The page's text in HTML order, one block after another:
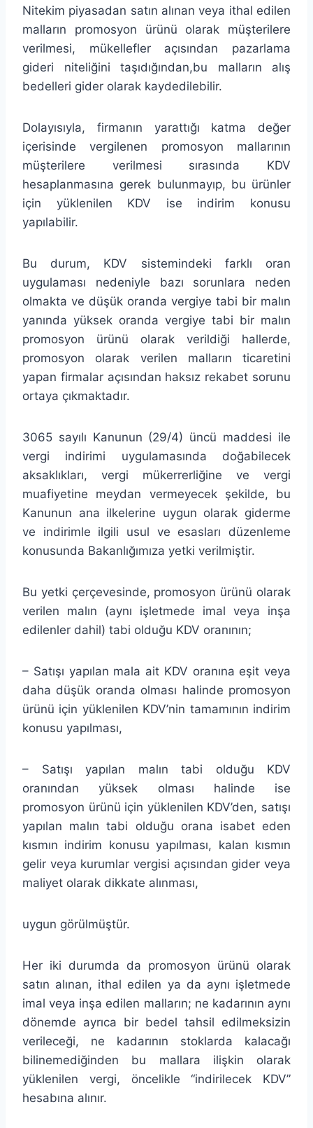
Nitekim piyasadan satın alınan veya ithal edilen
malların promosyon ürünü olarak müşterilere
verilmesi, mükellefler açısından pazarlama
gideri niteliğini taşıdığından,bu malların alış
bedelleri gider olarak kaydedilebilir.
Dolayısıyla, firmanın yarattığı katma değer
içerisinde vergilenen promosyon mallarının
müşterilere verilmesi sırasında KDV
hesaplanmasına gerek bulunmayıp, bu ürünler
için yüklenilen KDV ise indirim konusu
yapılabilir.
Bu durum, KDV sistemindeki farklı oran
uygulaması nedeniyle bazı sorunlara neden
olmakta ve düşük oranda vergiye tabi bir malın
yanında yüksek oranda vergiye tabi bir malın
promosyon ürünü olarak verildiği hallerde,
promosyon olarak verilen malların ticaretini
yapan firmalar açısından haksız rekabet sorunu
ortaya çıkmaktadır.
3065 sayılı Kanunun (29/4) üncü maddesi ile
vergi indirimi uygulamasında doğabilecek
aksaklıkları, vergi mükerrerliğine ve vergi
muafiyetine meydan vermeyecek şekilde, bu
Kanunun ana ilkelerine uygun olarak giderme
ve indirimle ilgili usul ve esasları düzenleme
konusunda Bakanlığımıza yetki verilmiştir.
Bu yetki çerçevesinde, promosyon ürünü olarak
verilen malın (aynı işletmede imal veya inşa
edilenler dahil) tabi olduğu KDV oranının;
– Satışı yapılan mala ait KDV oranına eşit veya
daha düşük oranda olması halinde promosyon
ürünü için yüklenilen KDV’nin tamamının indirim
konusu yapılması,
– Satışı yapılan malın tabi olduğu KDV
oranından yüksek olması halinde ise
promosyon ürünü için yüklenilen KDV’den, satışı
yapılan malın tabi olduğu orana isabet eden
kısmın indirim konusu yapılması, kalan kısmın
gelir veya kurumlar vergisi açısından gider veya
maliyet olarak dikkate alınması,
uygun görülmüştür.
Her iki durumda da promosyon ürünü olarak
satın alınan, ithal edilen ya da aynı işletmede
imal veya inşa edilen malların; ne kadarının aynı
dönemde ayrıca bir bedel tahsil edilmeksizin
verileceği, ne kadarının stoklarda kalacağı
bilinemediğinden bu mallara ilişkin olarak
yüklenilen vergi, öncelikle “indirilecek KDV”
hesabına alınır.